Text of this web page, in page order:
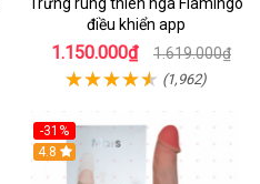
điều khiển app
1.150.000₫ 1.619.000₫
(1,962)
-31%
4.8